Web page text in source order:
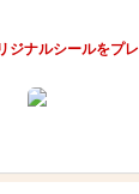
ジナルシールをプレ